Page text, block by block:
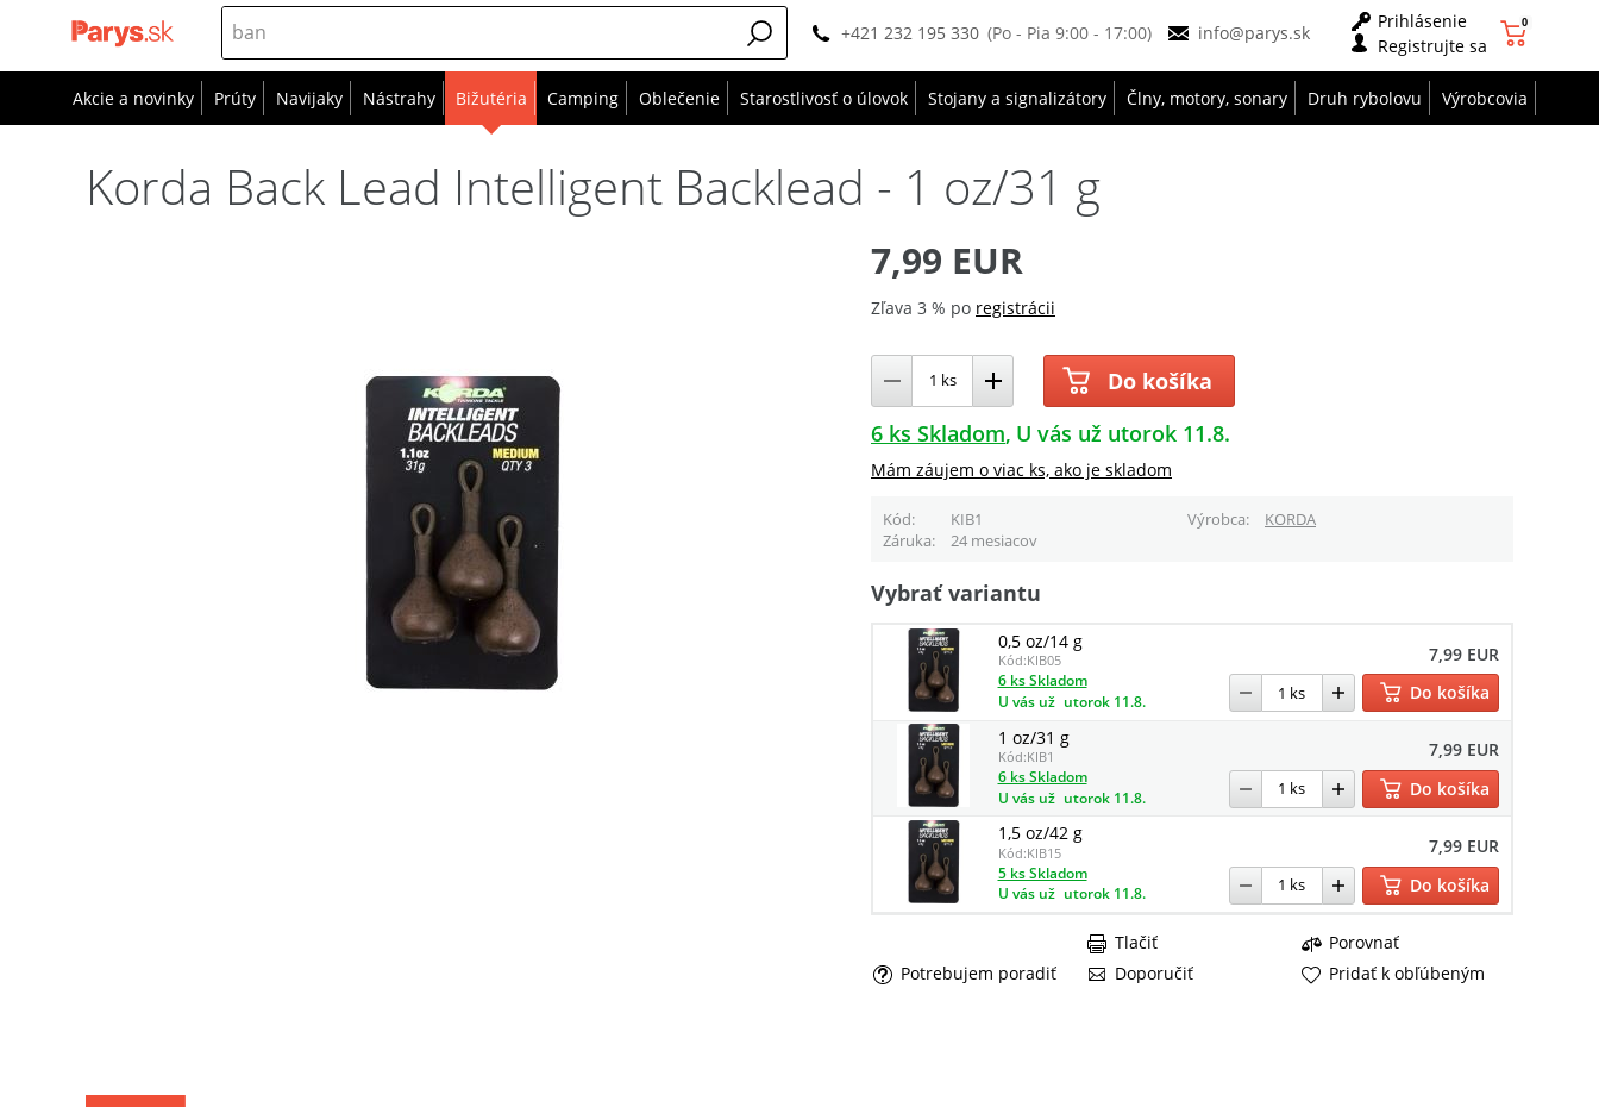
+421 232 195 330 (Po - Pia 9:00 - 17:00) info@parys.sk
Prihlásenie
Registrujte sa
0
Akcie a novinky Prúty Navijaky Nástrahy Bižutéria Camping Oblečenie Starostlivosť o úlovok Stojany a signalizátory Člny, motory, sonary Druh rybolovu Výrobcovia
Korda Back Lead Intelligent Backlead - 1 oz/31 g
7,99 EUR
Zľava 3 % po registrácii
Do košíka
6 ks Skladom U vás už utorok 11.8.
Mám záujem o viac ks, ako je skladom
Kód KIB1 Výrobca
KORDA
Záruka
24 mesiacov
Vybrať variantu
0,5 oz/14 g
Kód:KIB05 7,99 EUR
6 ks Skladom
U vás už utorok 11.8.
Do košíka
1 oz/31 g
Kód:KIB1 7,99 EUR
6 ks Skladom
U vás už utorok 11.8.
Do košíka
1,5 oz/42 g
Kód:KIB15 7,99 EUR
5 ks Skladom
U vás už utorok 11.8. Do košíka
Porovnať
Potrebujem poradiť
Doporučiť
Tlačiť
Pridať k obľúbeným